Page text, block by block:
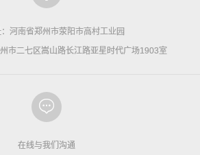
河南省郑州市荥阳市高村工业园
市二七区嵩山路长江路亚星时代广场1903室
在线与我们沟通